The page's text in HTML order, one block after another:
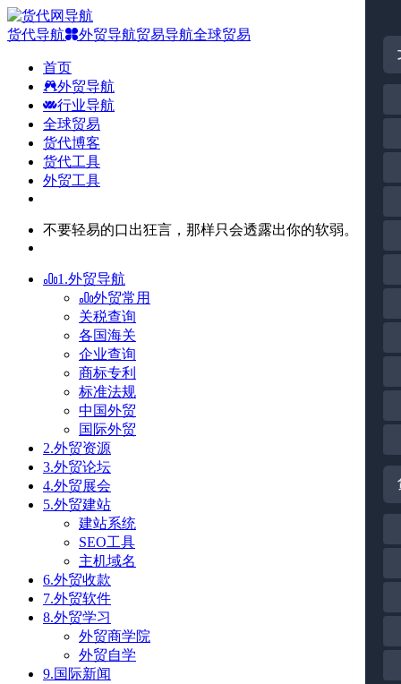
货代导航 外贸导航贸易导航全球贸易
首页
外贸导航
行业导航
全球贸易
货代博客
货代工具
外贸工具
不要轻易的口出狂言，那样只会透露出你的软弱。
1.外贸导航
外贸常用
关税查询
各国海关
企业查询
商标专利
标准法规
中国外贸
国际外贸
2.外贸资源
3.外贸论坛
4.外贸展会
5.外贸建站
建站系统
SEO工具
主机域名
6.外贸收款
7.外贸软件
8.外贸学习
外贸商学院
外贸自学
9.国际新闻